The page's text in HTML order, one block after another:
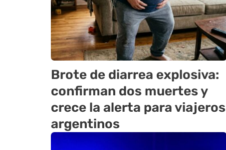
Brote de diarrea explosiva:
confirman dos muertes y
crece la alerta para viajeros
argentinos